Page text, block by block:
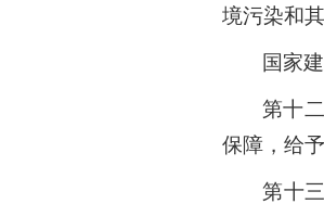
境污染和
国家
第十
保障，给
第十